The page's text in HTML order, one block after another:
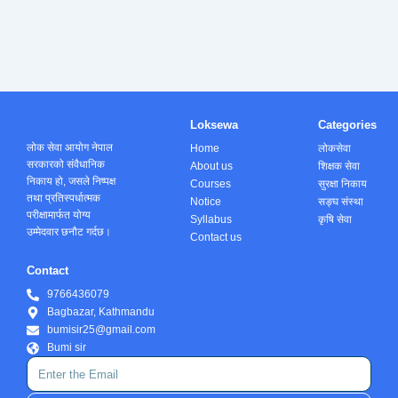
लोक सेवा आयोग नेपाल
सरकारको संवैधानिक
निकाय हो, जसले निष्पक्ष
तथा प्रतिस्पर्धात्मक
परीक्षामार्फत योग्य
उम्मेदवार छनौट गर्दछ।
Loksewa
Home
About us
Courses
Notice
Syllabus
Contact us
Categories
लोकसेवा
शिक्षक सेवा
सुरक्षा निकाय
सङ्घ संस्था
कृषि सेवा
Contact
9766436079
Bagbazar, Kathmandu
bumisir25@gmail.com
Bumi sir